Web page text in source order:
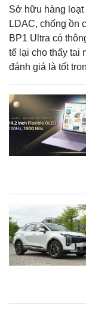
Sở hữu hàng loạt
LDAC, chống ồn
BP1 Ultra có
tế lại cho thấy tai
đánh giá là tốt